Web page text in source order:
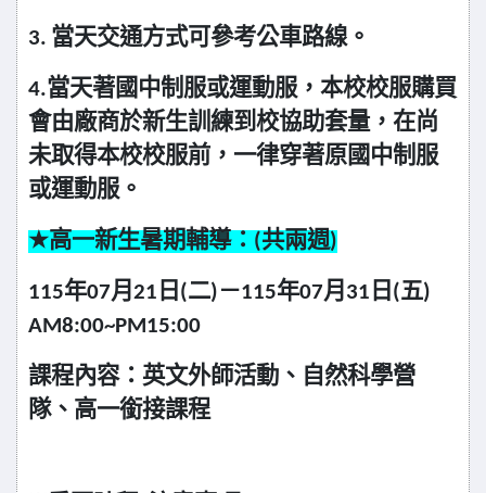
3. 當天交通方式可參考公車路線。
4.當天著國中制服或運動服，本校校服購買
會由廠商於新生訓練到校協助套量，在尚
未取得本校校服前，一律穿著原國中制服
或運動服。
★高一新生暑期輔導：(共兩週)
115年07月21日(二)－115年07月31日(五)
AM8:00~PM15:00
課程內容：英文外師活動、自然科學營
隊、高一銜接課程